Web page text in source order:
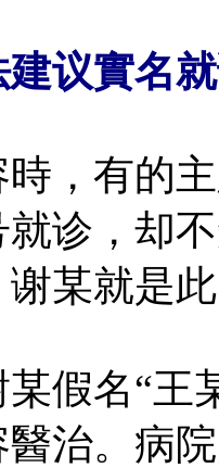
议實名就
，有的
诊，却
某就是
假名“王
醫治。病